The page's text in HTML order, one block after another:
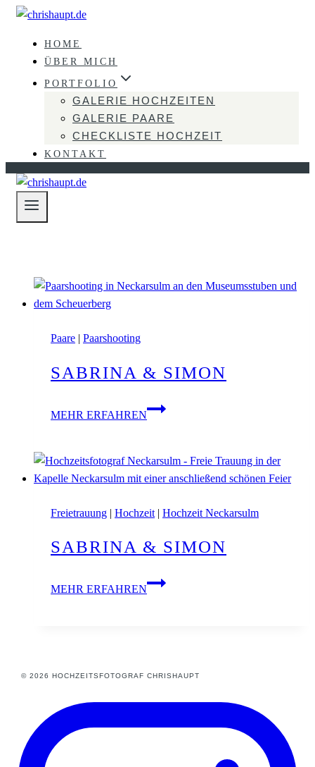
Zum
springen
HOME
ÜBER MICH
PORTFOLIO
GALERIE HOCHZEITEN
GALERIE PAARE
CHECKLISTE HOCHZEIT
KONTAKT
Paare | Paarshooting
SABRINA & SIMON
MEHR ERFAHREN
Sabrina
Freietrauung | Hochzeit | Hochzeit Neckarsulm
SABRINA & SIMON
MEHR ERFAHREN
Sabrina
© 2026 HOCHZEITSFOTOGRAF CHRISHAUPT